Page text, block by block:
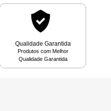
Qualidade Garantida
Produtos com Melhor
Qualidade Garantida